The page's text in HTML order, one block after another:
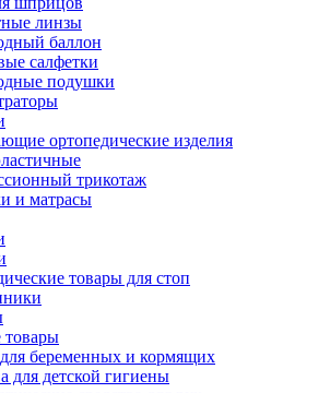
линзы
баллон
салфетки
подушки
ортопедические изделия
трикотаж
и матрасы
товары для стоп
товары
беременных и кормящих
для детской гигиены